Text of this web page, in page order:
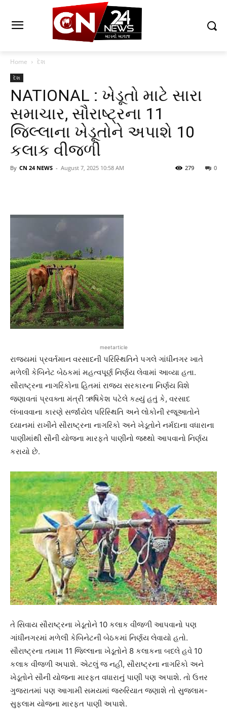
Home દેશ
દેશ
NATIONAL : ખેડૂતો માટે સારા
સમાચાર, સૌરાષ્ટ્રના 11
જિલ્લાના ખેડૂતોને અપાશે 10
કલાક વીજળી
By CN 24 NEWS - August 7, 2025 10:58 AM 0
279
meetarticle
રાજ્યમાં પ્રવર્તમાન વરસાદની પરિસ્થિતિને પગલે ગાંધીનગર ખાતે
મળેલી કેબિનેટ બેઠકમાં મહત્વપૂર્ણ નિર્ણય લેવામાં આવ્યા હતા.
સૌરાષ્ટ્રના નાગરિકોના હિતમાં રાજ્ય સરકારના નિર્ણય વિશે
જણાવતાં પ્રવક્તા મંત્રી ઋષિકેશ પટેલે કહ્યું હતું કે, વરસાદ
લંબાવવાના કારણે સર્જાયેલ પરિસ્થિતિ અને લોકોની રજૂઆતોને
ધ્યાનમાં રાખીને સૌરાષ્ટ્રના નાગરિકો અને ખેડૂતોને નર્મદાના વધારાના
પાણીમાંથી સૌની યોજના મારફતે પાણીનો જથ્થો આપવાનો નિર્ણય
કરાયો છે.
તે સિવાય સૌરાષ્ટ્રના ખેડૂતોને 10 કલાક વીજળી આપવાનો પણ
ગાંધીનગરમાં મળેલી કેબિનેટની બેઠકમાં નિર્ણય લેવાયો હતો.
સૌરાષ્ટ્રના તમામ 11 જિલ્લાના ખેડૂતોને 8 કલાકના બદલે હવે 10
કલાક વીજળી અપાશે. એટલું જ નહીં, સૌરાષ્ટ્રના નાગરિકો અને
ખેડૂતોને સૌની યોજના મારફત વધારાનું પાણી પણ અપાશે. તો ઉત્તર
ગુજરાતમાં પણ આગામી સમયમાં જરુરિયાત જણાશે તો સુજલામ-
સુફલામ યોજના મારફત પાણી અપાશે.